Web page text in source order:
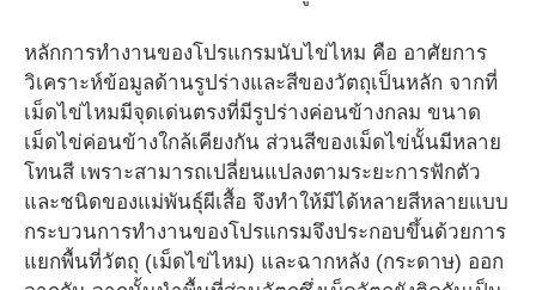
หลักการทำงานของโปรแกรมนับไข่ไหม คือ อาศัยการ
วิเคราะห์ข้อมูลด้านรูปร่างและสีของวัตถุเป็นหลัก จากที่
เม็ดไข่ไหมมีจุดเด่นตรงที่มีรูปร่างค่อนข้างกลม ขนาด
เม็ดไข่ค่อนข้างใกล้เคียงกัน ส่วนสีของเม็ดไข่นั้นมีหลาย
โทนสี เพราะสามารถเปลี่ยนแปลงตามระยะการฟักตัว
และชนิดของแม่พันธุ์ผีเสื้อ จึงทำให้มีได้หลายสีหลายแบบ
กระบวนการทำงานของโปรแกรมจึงประกอบขึ้นด้วยการ
แยกพื้นที่วัตถุ (เม็ดไข่ไหม) และฉากหลัง (กระดาษ) ออก